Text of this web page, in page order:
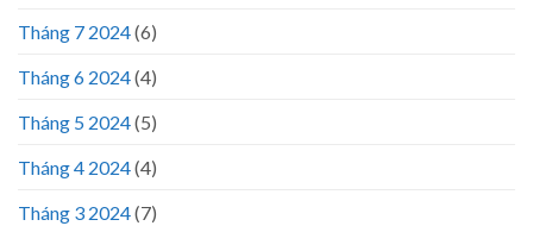
Tháng 7 2024(6)
Tháng 6 2024(4)
Tháng 5 2024(5)
Tháng 4 2024(4)
Tháng 3 2024(7)